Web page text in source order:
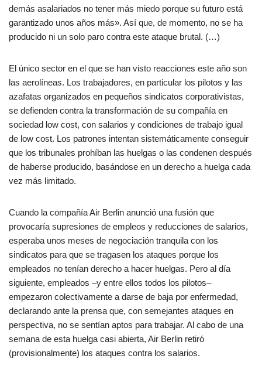
demás asalariados no tener más miedo porque su futuro está
garantizado unos años más». Así que, de momento, no se ha
producido ni un solo paro contra este ataque brutal. (…)
El único sector en el que se han visto reacciones este año son
las aerolíneas. Los trabajadores, en particular los pilotos y las
azafatas organizados en pequeños sindicatos corporativistas,
se defienden contra la transformación de su compañía en
sociedad low cost, con salarios y condiciones de trabajo igual
de low cost. Los patrones intentan sistemáticamente conseguir
que los tribunales prohíban las huelgas o las condenen después
de haberse producido, basándose en un derecho a huelga cada
vez más limitado.
Cuando la compañía Air Berlin anunció una fusión que
provocaría supresiones de empleos y reducciones de salarios,
esperaba unos meses de negociación tranquila con los
sindicatos para que se tragasen los ataques porque los
empleados no tenían derecho a hacer huelgas. Pero al día
siguiente, empleados –y entre ellos todos los pilotos–
empezaron colectivamente a darse de baja por enfermedad,
declarando ante la prensa que, con semejantes ataques en
perspectiva, no se sentían aptos para trabajar. Al cabo de una
semana de esta huelga casi abierta, Air Berlin retiró
(provisionalmente) los ataques contra los salarios.